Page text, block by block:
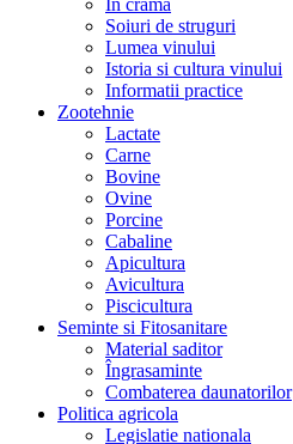
In crama
Soiuri de struguri
Lumea vinului
Istoria si cultura vinului
Informatii practice
Zootehnie
Lactate
Carne
Bovine
Ovine
Porcine
Cabaline
Apicultura
Avicultura
Piscicultura
Seminte si Fitosanitare
Material saditor
Îngrasaminte
Combaterea daunatorilor
Politica agricola
Legislatie nationala